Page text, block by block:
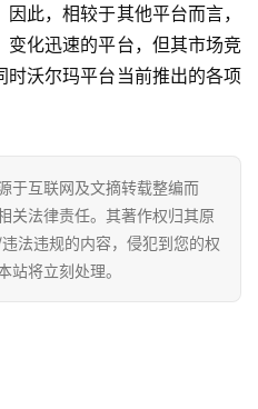
此，相较于其他平台而言，
化迅速的平台，但其市场竞
沃尔玛平台当前推出的各项
于互联网及文摘转载整编而
关法律责任。其著作权归其原
法违规的内容，侵犯到您的权
站将立刻处理。